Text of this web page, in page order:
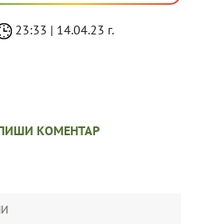
23:33 | 14.04.23 г.
КОМЕНТАР